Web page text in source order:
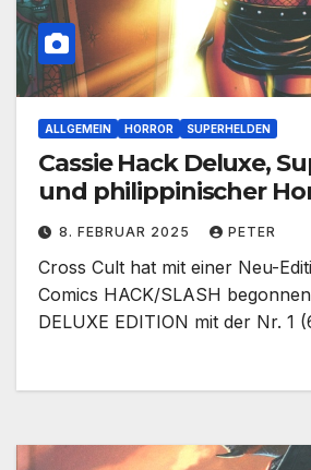
ALLGEMEIN HORROR SUPERHELDEN
Cassie Hack Deluxe,
und philippinischer
8. FEBRUAR 2025 PETER
Cross Cult hat mit einer Neu-
Comics HACK/SLASH
DELUXE EDITION mit der Nr. 1